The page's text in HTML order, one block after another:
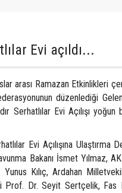
Evi açıldı...
arası Ramazan Etkinlikleri
düzenlediği
Serhatlılar Evi Açılışı yoğun
Evi Açılışına Ulaştırma
Bakanı İsmet Yılmaz,
Kılıç, Ardahan
Prof. Dr. Seyit Sertçelik, Fas